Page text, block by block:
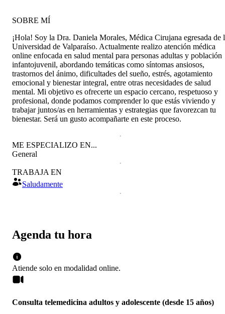
Agenda tu hora
Atiende solo en modalidad online.
Consulta telemedicina adultos y adolescente (desde 15 años)
SOBRE MÍ
¡Hola! Soy la Dra. Daniela Morales, Médica Cirujana egresada de
Universidad de Valparaíso. Actualmente realizo atención médica
online enfocada en salud mental para personas adultas y población
infantojuvenil, abordando temáticas como síntomas ansiosos,
trastornos del ánimo, dificultades del sueño, estrés, agotamiento
emocional y bienestar integral, entre otras necesidades de salud
mental. Mi objetivo es ofrecerte un espacio cercano, respetuoso y
profesional, donde podamos comprender lo que estás viviendo y
trabajar juntos/as en herramientas y estrategias que favorezcan tu
bienestar. Será un gusto acompañarte en este proceso.
ME ESPECIALIZO EN...
General
TRABAJA EN
Saludamente